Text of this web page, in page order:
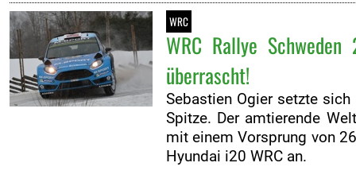
WRC
WRC Rallye
überrascht!
Sebastien Ogier setzte
Spitze. Der amtierende
mit einem Vorsprung von
Hyundai i20 WRC an.